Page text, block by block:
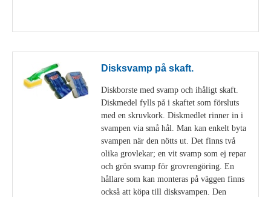
Disksvamp på skaft.
Diskborste med svamp och ihåligt skaft.
Diskmedel fylls på i skaftet som försluts
med en skruvkork. Diskmedlet rinner in i
svampen via små hål. Man kan enkelt byta
svampen när den nötts ut. Det finns två
olika grovlekar; en vit svamp som ej repar
och grön svamp för grovrengöring. En
hållare som kan monteras på väggen finns
också att köpa till disksvampen. Den